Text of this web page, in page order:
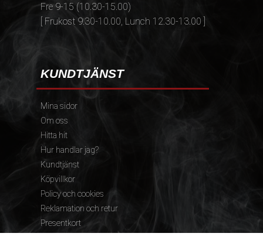
Fre 9-15 (10.30-15.00)
[ Frukost 9.30-10.00, Lunch 12.30-13.00 ]
KUNDTJÄNST
Mina sidor
Om oss
Hitta hit
Hur handlar jag?
Kundtjänst
Köpvillkor
Policy och cookies
Reklamation och retur
Presentkort